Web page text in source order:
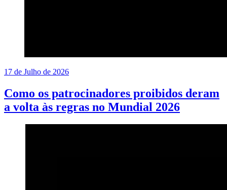
17 de Julho de 2026
Como os patrocinadores proibidos deram
a volta às regras no Mundial 2026